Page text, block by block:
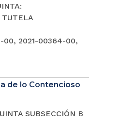
TUTELA
00, 2021-00364-00,
de lo Contencioso
SUBSECCIÓN B